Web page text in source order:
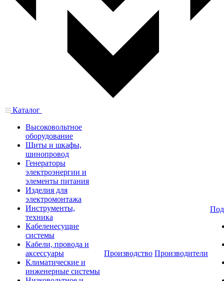
Каталог
Высоковольтное
оборудование
Щиты и шкафы,
шинопровод
Генераторы
электроэнергии и
элементы питания
Изделия для
электромонтажа
Инструменты,
техника
Кабеленесущие
системы
Кабели, провода и
аксессуары
Климатические и
инженерные системы
Производство Производители